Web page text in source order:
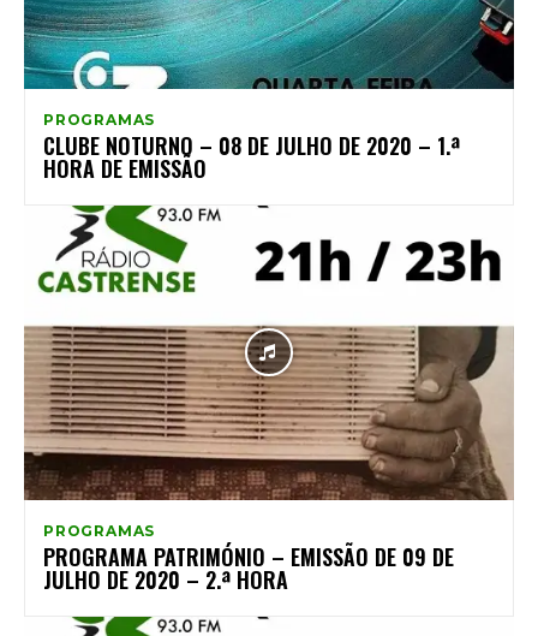
PROGRAMAS
CLUBE NOTURNO – 08 DE JULHO DE 2020 – 1.ª
HORA DE EMISSÃO
PROGRAMAS
PROGRAMA PATRIMÓNIO – EMISSÃO DE 09 DE
JULHO DE 2020 – 2.ª HORA